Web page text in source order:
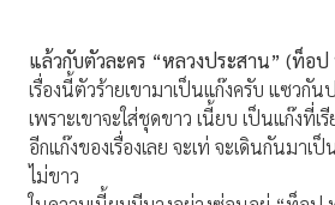
แล้วกับตัวละคร “หลวงประสาน” (ท็อป
เรื่องนี้ตัวร้ายเขามาเป็นแก๊งครับ แซวกัน
เพราะเขาจะใส่ชุดขาว เนี้ยบ เป็นแก๊งที่
อีกแก๊งของเรื่องเลย จะเท่ จะเดินกันมา
ไม่ขาว